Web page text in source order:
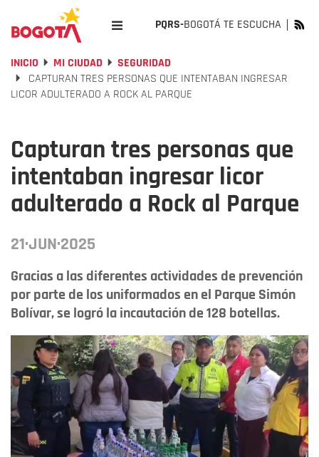
PQRS-BOGOTÁ TE ESCUCHA
INICIO MI CIUDAD
SEGURIDAD
CAPTURAN TRES PERSONAS QUE INTENTABAN INGRESAR
LICOR ADULTERADO A ROCK AL PARQUE
Capturan tres personas que
intentaban ingresar licor
adulterado a Rock al Parque
21·JUN·2025
Gracias a las diferentes actividades de prevención
por parte de los uniformados en el Parque Simón
Bolívar, se logró la incautación de 128 botellas.